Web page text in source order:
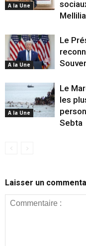
A la Une
Mellilia
A la Une
Le
A la Une
Le
les
Sebta
Laisser un